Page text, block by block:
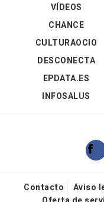
VÍDEOS
CHANCE
CULTURAOCIO
DESCONECTA
EPDATA.ES
INFOSALUS
Contacto Aviso